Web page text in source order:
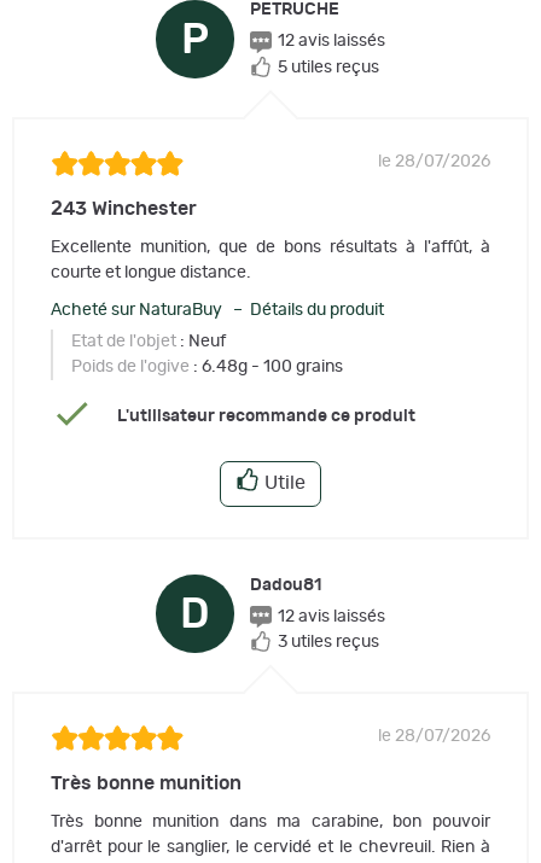
P
PETRUCHE
12 avis laissés
5 utiles reçus
le 28/07/2026
243 Winchester
Excellente munition, que de bons résultats à l'affût, à
courte et longue distance.
Acheté sur NaturaBuy – Détails du produit
Etat de l'objet : Neuf
Poids de l'ogive : 6.48g - 100 grains
L'utilisateur recommande ce produit
Utile
D
Dadou81
12 avis laissés
3 utiles reçus
le 28/07/2026
Très bonne munition
Très bonne munition dans ma carabine, bon pouvoir
d'arrêt pour le sanglier, le cervidé et le chevreuil. Rien à